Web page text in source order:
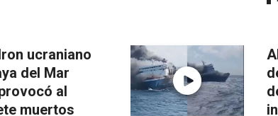
ucraniano
del Mar
al
muertos